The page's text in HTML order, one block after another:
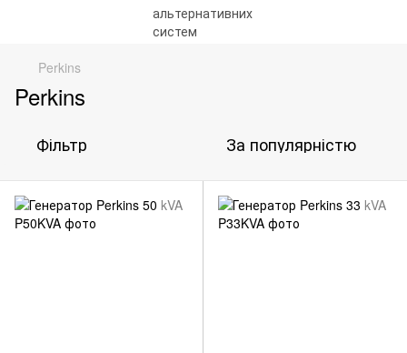
Perkins
Perkins
Фільтр За популярністю